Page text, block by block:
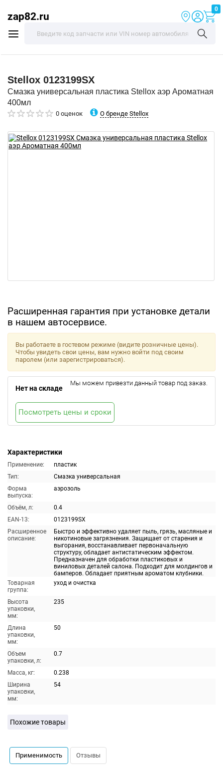
zap82.ru
0
Stellox 0123199SX
Смазка универсальная пластика Stellox аэр Ароматная
400мл
0 оценок О бренде Stellox
Расширенная гарантия при установке детали
в нашем автосервисе.
Характеристики
Применение:
пластик
Тип:
Смазка универсальная
Форма
выпуска:
аэрозоль
Объём, л:
0.4
EAN-13:
0123199SX
Расширенное
описание:
Быстро и эффективно удаляет пыль, грязь, масляные и
никотиновые загрязнения. Защищает от старения и
выгорания, восстанавливает первоначальную
структуру, обладает антистатическим эффектом.
Предназначен для обработки пластиковых и
виниловых деталей салона. Подходит для молдингов и
бамперов. Обладает приятным ароматом клубники.
Товарная
группа:
уход и очистка
Высота
упаковки,
мм:
235
Длина
упаковки,
мм:
50
Объем
упаковки, л:
0.7
Масса, кг:
0.238
Ширина
упаковки,
мм:
54
Вы работаете в гостевом режиме (видите розничные цены).
Чтобы увидеть свои цены, вам нужно войти под своим
паролем (или зарегистрироваться).
Нет на складе
Мы можем привезти данный товар под заказ.
Посмотреть цены и сроки
Похожие товары
Применимость Отзывы